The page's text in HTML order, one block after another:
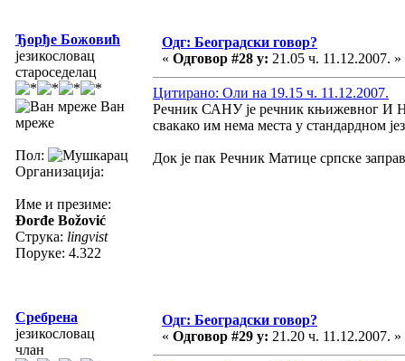
Ђорђе Божовић
језикословац
староседелац
Ван
мреже
Пол:
Организација:
Име и презиме:
Đorđe Božović
Струка: lingvist
Поруке: 4.322
Одг: Београдски говор?
« Одговор #28 у: 21.05 ч. 11.12.2007. »
Цитирано: Оли на 19.15 ч. 11.12.2007.
Речник САНУ је речник књижевног И
свакако им нема места у стандардном
Док је пак Речник Матице српске
Сребрена
језикословац
члан
Одг: Београдски говор?
« Одговор #29 у: 21.20 ч. 11.12.2007. »